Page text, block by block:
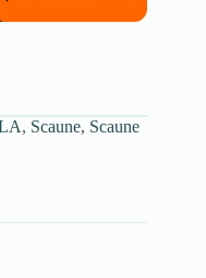
, Scaune, Scaune